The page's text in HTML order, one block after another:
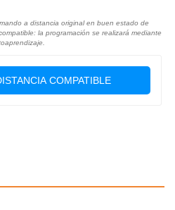
a distancia original en buen estado de
la programación se realizará mediante
COMPATIBLE